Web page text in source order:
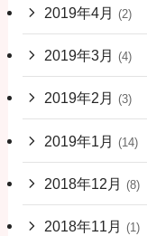
2019年4月 (2)
2019年3月 (4)
2019年2月 (3)
2019年1月 (14)
2018年12月 (8)
2018年11月 (1)